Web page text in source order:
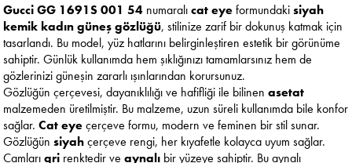
Gucci GG 1691S 001 54 numaralıcat eyeformundakisiyah
kemik kadın güneş gözlüğü, stilinize zarif bir dokunuş katmak için
tasarlandı. Bu model, yüz hatlarını belirginleştiren estetik bir görünüme
sahiptir. Günlük kullanımda hem şıklığınızı tamamlarsınız hem de
gözlerinizi güneşin zararlı ışınlarından korursunuz.
Gözlüğün çerçevesi, dayanıklılığı ve hafifliği ile bilinenasetat
malzemeden üretilmiştir. Bu malzeme, uzun süreli kullanımda bile konfor
sağlar.Cat eyeçerçeve formu, modern ve feminen bir stil sunar.
Gözlüğünsiyahçerçeve rengi, her kıyafetle kolayca uyum sağlar.
Camlarıgri renktedir veaynalı bir yüzeye sahiptir. Bu aynalı